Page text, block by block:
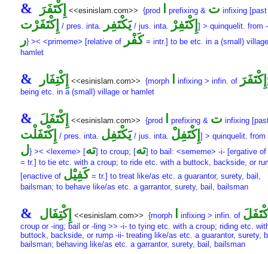
& إِكْتَفَرَ <<esinislam.com>> {prod prefixing & ت infixing
إِكْتَفَرْت / pres. inta. يَكْتَفِر / jus. inta. إِكْتَفِرْ ] > quinquelit. from -
ر} >< <primeme> [relative of كَفْر = intr.] to be etc. in a (small)
hamlet
& إِكْتِفَار <<esinislam.com>> {morph infixing > infin. of إِكْتَفَرَ
being etc. in a (small) village or hamlet
& إِكْتَفَلَ <<esinislam.com>> {prod prefixing & ت infixing
إِكْتَفَلْت / pres. inta. يَكْتَفِل / jus. inta. إِكْتَفِلْ ] > quinquelit. from
ل} >< <lexeme> [ته] to croup; [ته] to bail: <sememe> -i- [ergative of
= tr.] to tie etc. with a croup; to ride etc. with a buttock, backside, or
[enactive of كَفِيْل = tr.] to treat like/as etc. a guarantor, surety, bail,
bailsman; to behave like/as etc. a garrantor, surety, bail, bailsman
& إِكْتِفَال <<esinislam.com>> {morph infixing > infin. of
croup or -ing; bail or -ling >> -i- to tying etc. with a croup; riding etc.
buttock, backside, or rump -ii- treating like/as etc. a guarantor, surety,
bailsman; behaving like/as etc. a garrantor, surety, bail, bailsman